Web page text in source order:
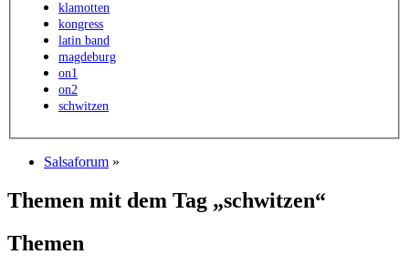
klamotten
kongress
latin band
magdeburg
on1
on2
schwitzen
Salsaforum »
Themen mit dem Tag „schwitzen“
Themen